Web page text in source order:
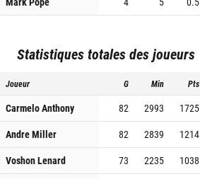
Statistiques totales des joueurs
Joueur G Min Pts
Carmelo Anthony 82 2993 1725
Andre Miller
82 2839 1214
Voshon Lenard
73 2235 1038